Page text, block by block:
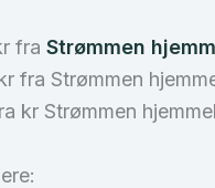
fraStrømmen
fra Strømmen
kr Strømmen